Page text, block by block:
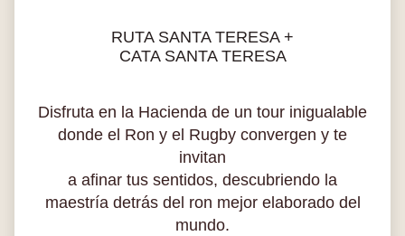
RUTA SANTA TERESA +
CATA SANTA TERESA
Disfruta en la Hacienda de un tour inigualable
donde el Ron y el Rugby convergen y te
invitan
a afinar tus sentidos, descubriendo la
maestría detrás del ron mejor elaborado del
mundo.